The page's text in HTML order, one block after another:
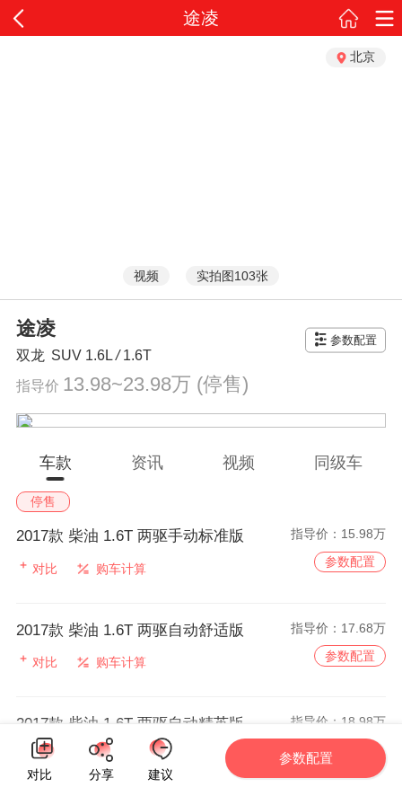
途凌
北京
视频 实拍图103张
途凌
双龙 SUV 1.6L/1.6T
参数配置
指导价 13.98~23.98万 (停售)
车款 资讯 视频 同级车
停售
2017款 柴油 1.6T 两驱手动标准版 指导价： 15.98万
对比 购车计算 参数配置
2017款 柴油 1.6T 两驱自动舒适版 指导价： 17.68万
对比 购车计算 参数配置
2017款 柴油 1.6T 两驱自动精英版 指导价： 18.98万
对比 购车计算
参数配置
对比
分享 建议
参数配置